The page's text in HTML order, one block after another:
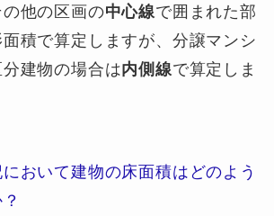
他の区画の中心線で囲まれた部
積で算定しますが、分譲マンシ
建物の場合は内側線で算定しま
おいて建物の床面積はどのよう